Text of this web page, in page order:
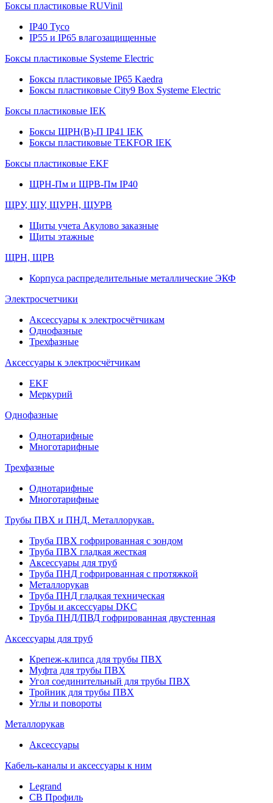
Боксы пластиковые RUVinil
IP40 Тусо
IP55 и IP65 влагозащищенные
Боксы пластиковые Systeme Electric
Боксы пластиковые IP65 Kaedra
Боксы пластиковые City9 Box Systeme Electric
Боксы пластиковые IEK
Боксы ЩРН(В)-П IP41 IEK
Боксы пластиковые TEKFOR IEK
Боксы пластиковые EKF
ЩРН-Пм и ЩРВ-Пм IP40
ЩРУ, ЩУ, ЩУРН, ЩУРВ
Щиты учета Акулово заказные
Щиты этажные
ЩРН, ЩРВ
Корпуса распределительные металлические ЭКФ
Электросчетчики
Аксессуары к электросчётчикам
Однофазные
Трехфазные
Аксессуары к электросчётчикам
EKF
Меркурий
Однофазные
Однотарифные
Многотарифные
Трехфазные
Однотарифные
Многотарифные
Трубы ПВХ и ПНД. Металлорукав.
Труба ПВХ гофрированная с зондом
Труба ПВХ гладкая жесткая
Аксессуары для труб
Труба ПНД гофрированная с протяжкой
Металлорукав
Труба ПНД гладкая техническая
Трубы и аксессуары DKC
Труба ПНД/ПВД гофрированная двустенная
Аксессуары для труб
Крепеж-клипса для трубы ПВХ
Муфта для трубы ПВХ
Угол соединительный для трубы ПВХ
Тройник для трубы ПВХ
Углы и повороты
Металлорукав
Аксессуары
Кабель-каналы и аксессуары к ним
Legrand
СВ Профиль